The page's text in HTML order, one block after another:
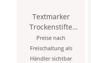
Textmarker
Trockenstifte
farblich sortiert im
6er Set
Preise nach
Freischaltung als
Händler sichtbar